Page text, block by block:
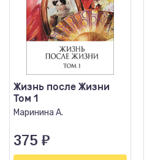
Жизнь после Жизни
Том 1
Маринина А.
375 ₽